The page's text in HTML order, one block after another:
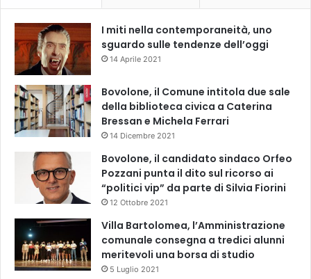
I miti nella contemporaneità, uno
sguardo sulle tendenze dell’oggi
14 Aprile 2021
Bovolone, il Comune intitola due sale
della biblioteca civica a Caterina
Bressan e Michela Ferrari
14 Dicembre 2021
Bovolone, il candidato sindaco Orfeo
Pozzani punta il dito sul ricorso ai
“politici vip” da parte di Silvia Fiorini
12 Ottobre 2021
Villa Bartolomea, l’Amministrazione
comunale consegna a tredici alunni
meritevoli una borsa di studio
5 Luglio 2021